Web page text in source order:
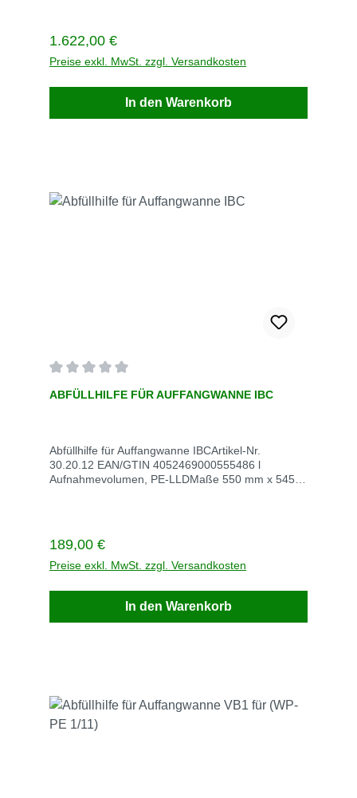
Regulärer Preis:
1.622,00 €
Preise exkl. MwSt. zzgl. Versandkosten
In den Warenkorb
Durchschnittliche Bewertung von 0 von 5 Sternen
ABFÜLLHILFE FÜR AUFFANGWANNE IBC
Abfüllhilfe für Auffangwanne IBCArtikel-Nr.
30.20.12 EAN/GTIN 4052469000555486 l
Aufnahmevolumen, PE-LLDMaße 550 mm x 545
Regulärer Preis:
189,00 €
Preise exkl. MwSt. zzgl. Versandkosten
In den Warenkorb